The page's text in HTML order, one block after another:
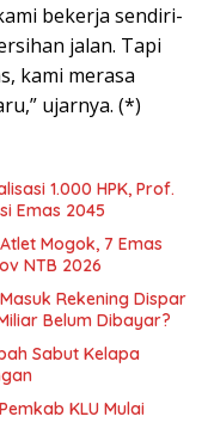
bekerja sendiri-
jalan. Tapi
kami merasa
ujarnya. (*)
1.000 HPK, Prof.
Emas 2045
Mogok, 7 Emas
NTB 2026
Rekening Dispar
Belum Dibayar?
Sabut Kelapa
KLU Mulai